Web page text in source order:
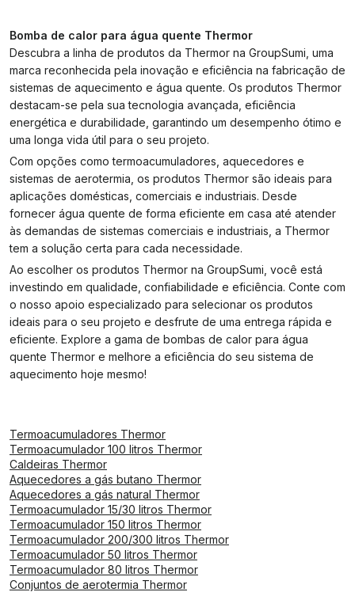
Bomba de calor para água quente Thermor
Descubra a linha de produtos da Thermor na GroupSumi, uma
marca reconhecida pela inovação e eficiência na fabricação de
sistemas de aquecimento e água quente. Os produtos Thermor
destacam-se pela sua tecnologia avançada, eficiência
energética e durabilidade, garantindo um desempenho ótimo e
uma longa vida útil para o seu projeto.
Com opções como termoacumuladores, aquecedores e
sistemas de aerotermia, os produtos Thermor são ideais para
aplicações domésticas, comerciais e industriais. Desde
fornecer água quente de forma eficiente em casa até atender
às demandas de sistemas comerciais e industriais, a Thermor
tem a solução certa para cada necessidade.
Ao escolher os produtos Thermor na GroupSumi, você está
investindo em qualidade, confiabilidade e eficiência. Conte com
o nosso apoio especializado para selecionar os produtos
ideais para o seu projeto e desfrute de uma entrega rápida e
eficiente. Explore a gama de bombas de calor para água
quente Thermor e melhore a eficiência do seu sistema de
aquecimento hoje mesmo!
Termoacumuladores Thermor
Termoacumulador 100 litros Thermor
Caldeiras Thermor
Aquecedores a gás butano Thermor
Aquecedores a gás natural Thermor
Termoacumulador 15/30 litros Thermor
Termoacumulador 150 litros Thermor
Termoacumulador 200/300 litros Thermor
Termoacumulador 50 litros Thermor
Termoacumulador 80 litros Thermor
Conjuntos de aerotermia Thermor